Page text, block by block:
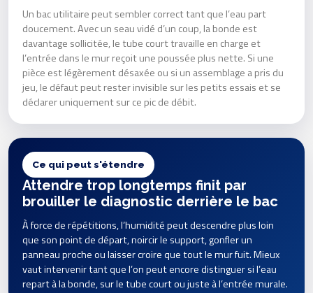
Un bac utilitaire peut sembler correct tant que l’eau part
doucement. Avec un seau vidé d’un coup, la bonde est
davantage sollicitée, le tube court travaille en charge et
l’entrée dans le mur reçoit une poussée plus nette. Si une
pièce est légèrement désaxée ou si un assemblage a pris du
jeu, le défaut peut rester invisible sur les petits essais et se
déclarer uniquement sur ce pic de débit.
Ce qui peut s'étendre
Attendre trop longtemps finit par
brouiller le diagnostic derrière le bac
À force de répétitions, l’humidité peut descendre plus loin
que son point de départ, noircir le support, gonfler un
panneau proche ou laisser croire que tout le mur fuit. Mieux
vaut intervenir tant que l’on peut encore distinguer si l’eau
repart à la bonde, sur le tube court ou juste à l’entrée murale.